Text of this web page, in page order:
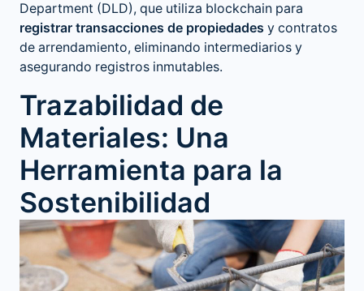
Department (DLD), que utiliza blockchain para
registrar transacciones de propiedades y contratos
de arrendamiento, eliminando intermediarios y
asegurando registros inmutables.
Trazabilidad de
Materiales: Una
Herramienta para la
Sostenibilidad